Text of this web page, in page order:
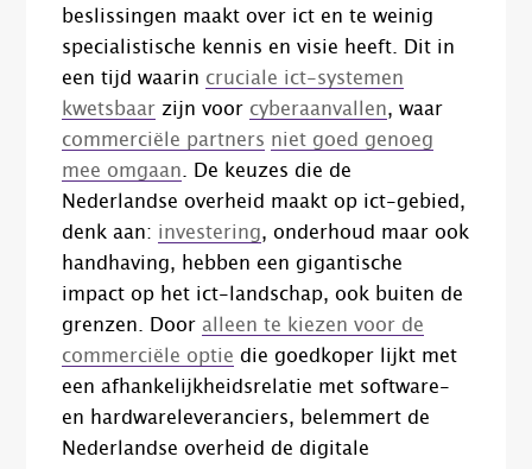
beslissingen maakt over ict en te weinig
specialistische kennis en visie heeft. Dit in
een tijd waarin cruciale ict-systemen
kwetsbaar zijn voor cyberaanvallen, waar
commerciële partners niet goed genoeg
mee omgaan. De keuzes die de
Nederlandse overheid maakt op ict-gebied,
denk aan: investering, onderhoud maar ook
handhaving, hebben een gigantische
impact op het ict-landschap, ook buiten de
grenzen. Door alleen te kiezen voor de
commerciële optie die goedkoper lijkt met
een afhankelijkheidsrelatie met software-
en hardwareleveranciers, belemmert de
Nederlandse overheid de digitale